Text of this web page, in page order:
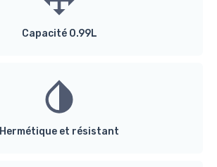
Capacité 0.99L
Hermétique et résistant